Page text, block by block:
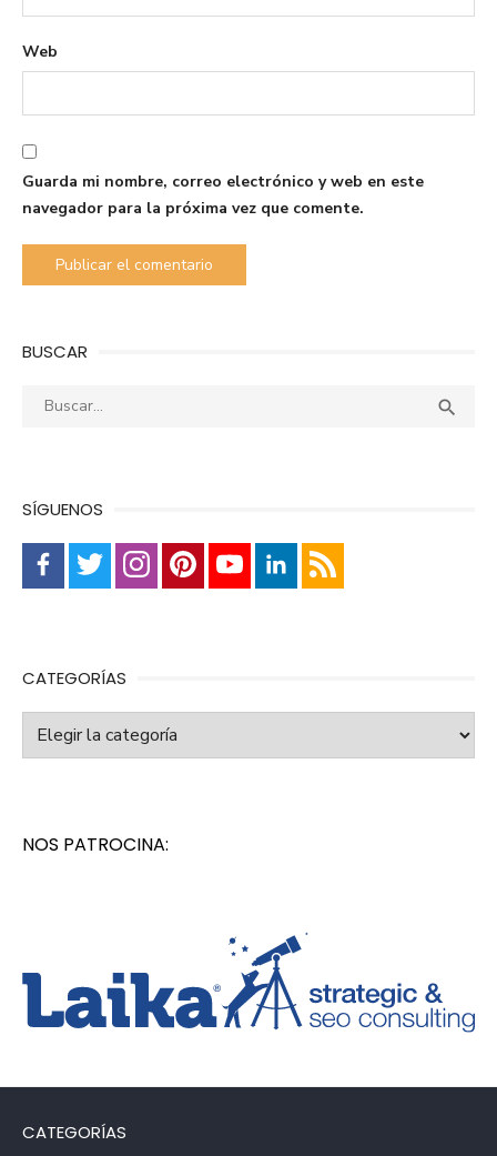
Web
Guarda mi nombre, correo electrónico y web en este
navegador para la próxima vez que comente.
BUSCAR
Buscar: 
SÍGUENOS
CATEGORÍAS
Categorías
NOS PATROCINA:
CATEGORÍAS